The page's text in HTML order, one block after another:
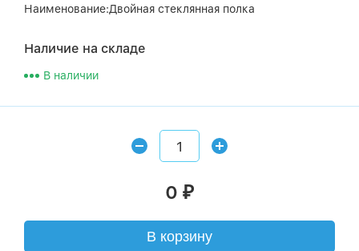
Наименование:Двойная стеклянная полка
Наличие на складе
В наличии
0 ₽
В корзину